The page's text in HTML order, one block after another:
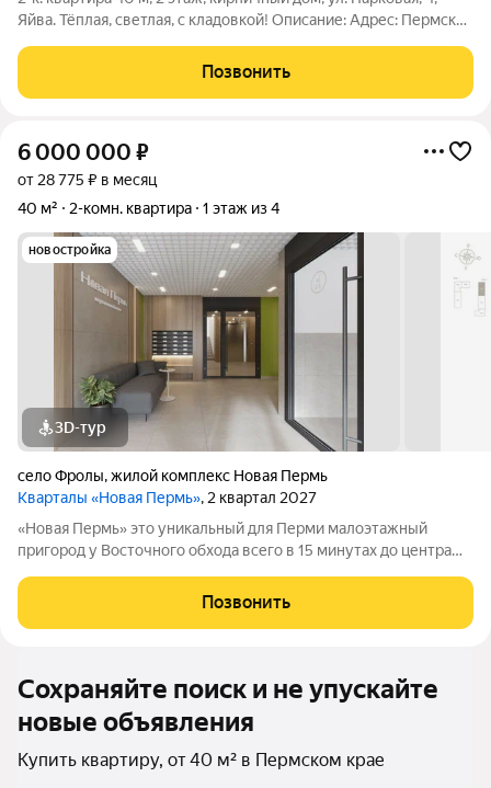
Яйва. Тёплая, светлая, с кладовкой! Описание: Адрес: Пермский
Парковая, 4. Продаётся уютная двухкомнатная квартира в
тихом центре
Позвонить
6 000 000 ₽
от 28 775 ₽ в месяц
40 м²
2-комн. квартира 1 этаж из 4
новостройка
3D-тур
село Фролы,жилой комплекс Новая Пермь
Кварталы «Новая Пермь», 2 квартал 2027
«Новая Пермь» это уникальный для Перми малоэтажный
пригород у Восточного обхода всего в 15 минутах до центра
государственной программы КРТ. Сочетает в себе
преимущества загородной жизни с комфортом
Позвонить
Сохраняйте поиск и не упускайте
новые объявления
Купить квартиру, от 40 м² в Пермском крае